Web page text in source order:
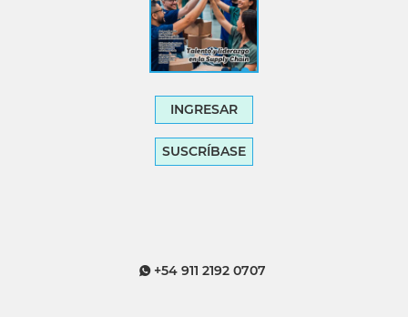
INGRESAR
SUSCRÍBASE
+54 911 2192 0707